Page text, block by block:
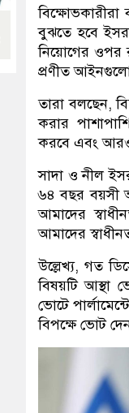
বুঝতে হবে
নিয়োগের ওপর
প্রণীত
তারা বলছেন,
করার
করবে এবং আরও
সাদা ও নীল
৬৪ বছর বয়সী
আমাদের
আমাদের
উল্লেখ্য, গত
বিষয়টি আস্থা
ভোটে
বিপক্ষে ভোট